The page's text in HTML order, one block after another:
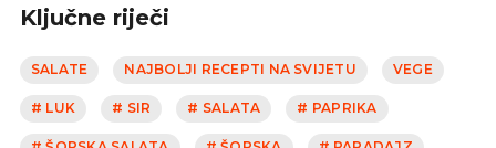
Ključne riječi
SALATE NAJBOLJI RECEPTI NA SVIJETU VEGE
# LUK # SIR # SALATA # PAPRIKA